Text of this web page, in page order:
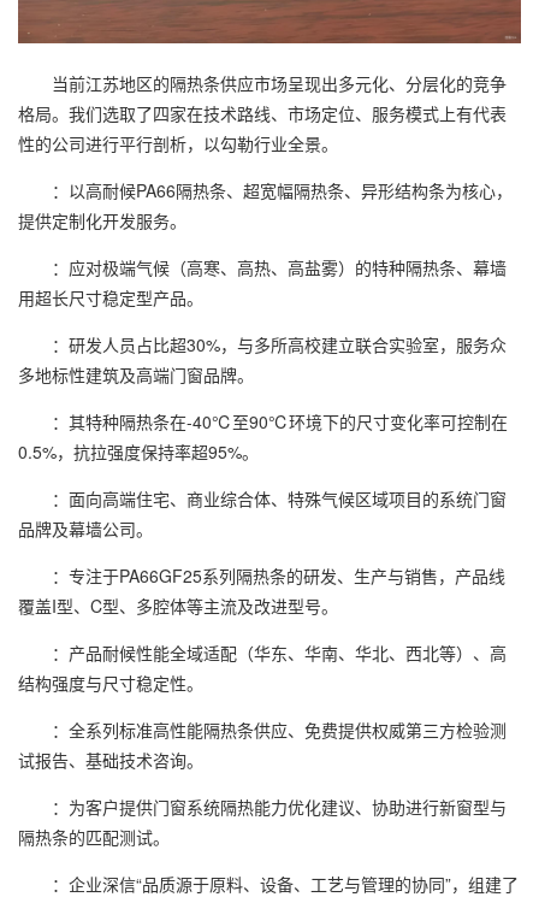
当前江苏地区的隔热条供应市场呈现出多元化、分层化的竞争
格局。我们选取了四家在技术路线、市场定位、服务模式上有代表
性的公司进行平行剖析，以勾勒行业全景。
：以高耐候PA66隔热条、超宽幅隔热条、异形结构条为核心，
提供定制化开发服务。
：应对极端气候（高寒、高热、高盐雾）的特种隔热条、幕墙
用超长尺寸稳定型产品。
：研发人员占比超30%，与多所高校建立联合实验室，服务众
多地标性建筑及高端门窗品牌。
：其特种隔热条在-40℃至90℃环境下的尺寸变化率可控制在
0.5%，抗拉强度保持率超95%。
：面向高端住宅、商业综合体、特殊气候区域项目的系统门窗
品牌及幕墙公司。
：专注于PA66GF25系列隔热条的研发、生产与销售，产品线
覆盖I型、C型、多腔体等主流及改进型号。
：产品耐候性能全域适配（华东、华南、华北、西北等）、高
结构强度与尺寸稳定性。
：全系列标准高性能隔热条供应、免费提供权威第三方检验测
试报告、基础技术咨询。
：为客户提供门窗系统隔热能力优化建议、协助进行新窗型与
隔热条的匹配测试。
：企业深信“品质源于原料、设备、工艺与管理的协同”，组建了